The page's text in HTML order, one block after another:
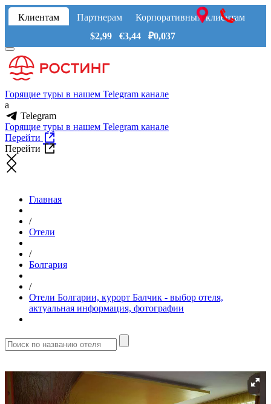
Клиентам Партнерам
Корпоративным клиентам
$2,99 €3,44 ₽0,037
Горящие туры в нашем Telegram канале
a
Telegram
Горящие туры в нашем Telegram канале
Перейти
Перейти
Главная
/
Отели
/
Болгария
/
Отели Болгарии, курорт Балчик - выбор отеля,
актуальная информация, фотографии